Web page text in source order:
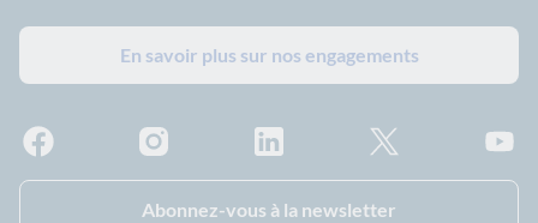
En savoir plus sur nos engagements
Abonnez-vous à la newsletter